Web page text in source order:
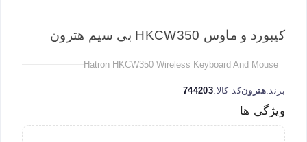
کیبورد و ماوس HKCW350 بی سیم هترون
Hatron HKCW350 Wireless Keyboard And Mouse
برند:هترونکد کالا:744203
ویژگی ها